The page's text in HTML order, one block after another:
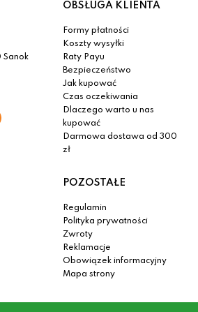
Sanok
OBSŁUGA KLIENTA
Formy płatności
Koszty wysyłki
Raty Payu
Bezpieczeństwo
Jak kupować
Czas oczekiwania
Dlaczego warto u nas
kupować
Darmowa dostawa od 300
zł
POZOSTAŁE
Regulamin
Polityka prywatności
Zwroty
Reklamacje
Obowiązek informacyjny
Mapa strony